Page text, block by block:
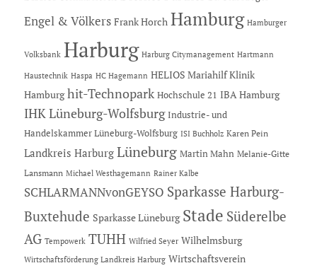
Engel & Völkers Frank Horch Hamburg Hamburger
Volksbank Harburg Harburg Citymanagement Hartmann
Haustechnik Haspa HC Hagemann HELIOS Mariahilf Klinik
Hamburg hit-Technopark Hochschule 21 IBA Hamburg
IHK Lüneburg-Wolfsburg Industrie- und
Handelskammer Lüneburg-Wolfsburg ISI Buchholz Karen Pein
Landkreis Harburg Lüneburg Martin Mahn Melanie-Gitte
Lansmann Michael Westhagemann Rainer Kalbe
SCHLARMANNvonGEYSO Sparkasse Harburg-
Buxtehude Sparkasse Lüneburg Stade Süderelbe
AG Tempowerk TUHH Wilfried Seyer Wilhelmsburg
Wirtschaftsförderung Landkreis Harburg Wirtschaftsverein